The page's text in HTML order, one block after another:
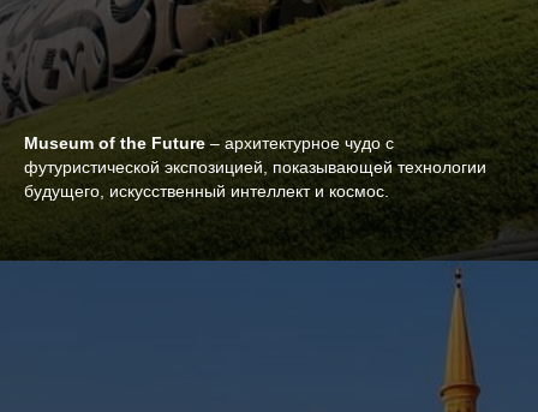
Museum of the Future – архитектурное чудо с
футуристической экспозицией, показывающей технологии
будущего, искусственный интеллект и космос.